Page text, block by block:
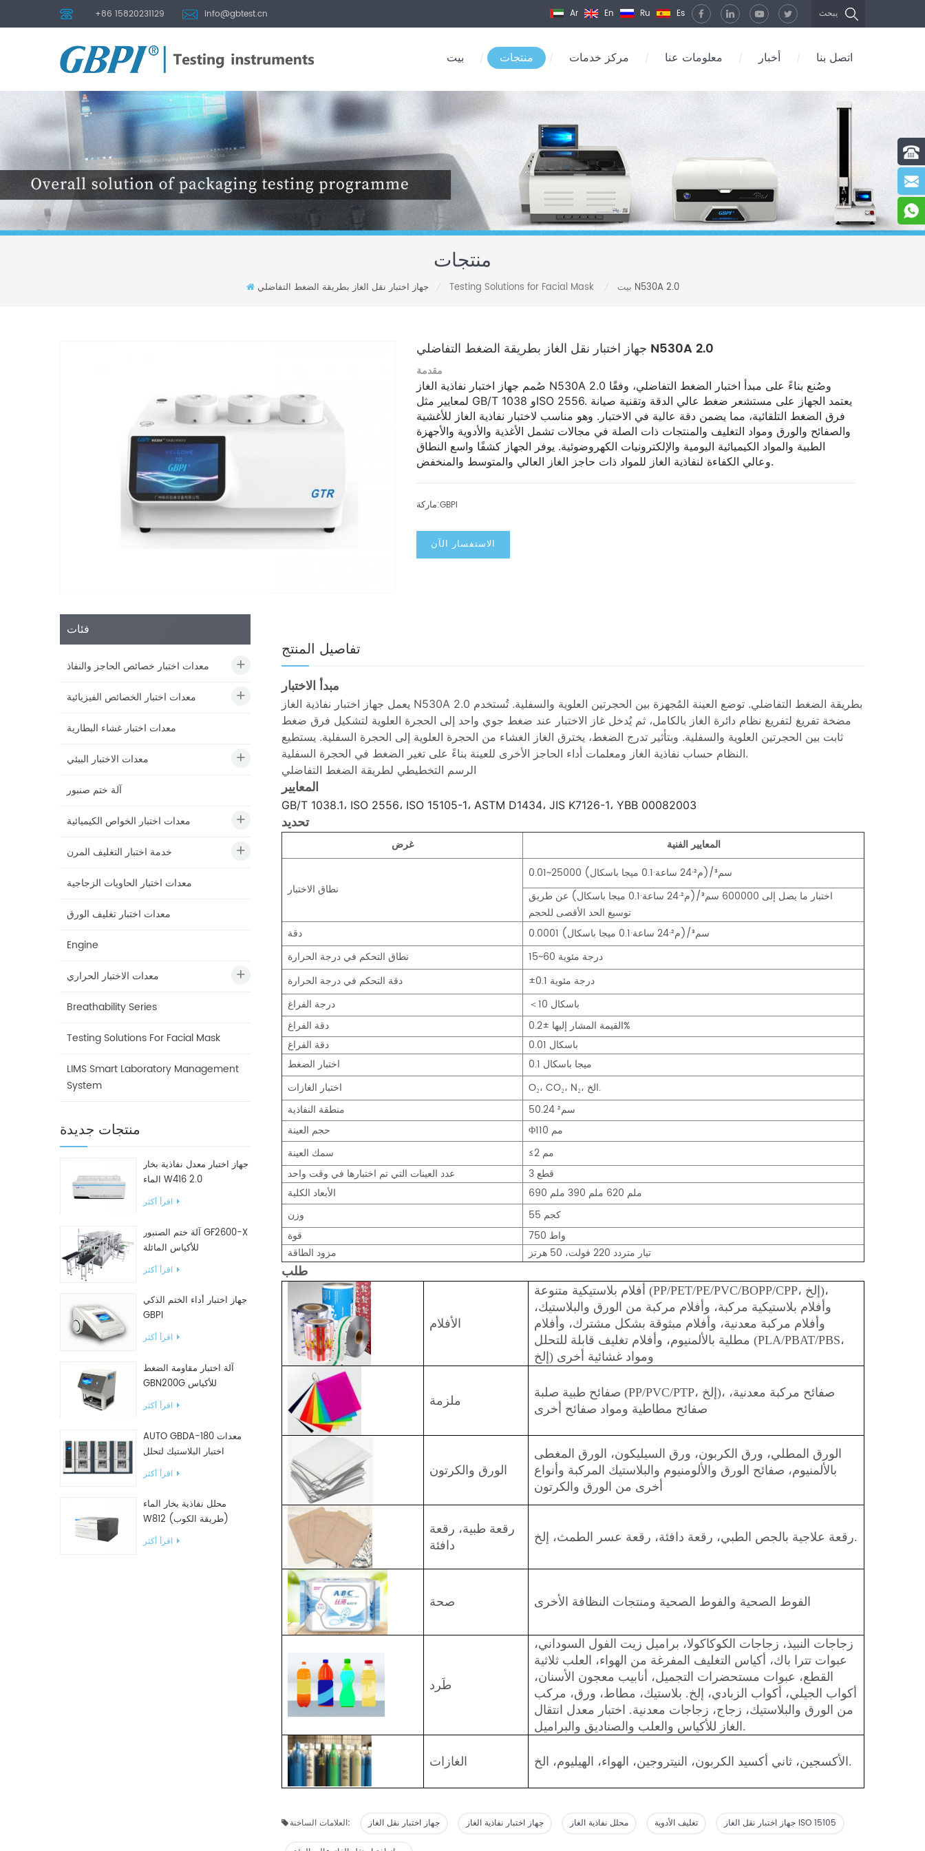
+86 15820231129 info@gbtest.cn يبحث Ar En Ru Es
بيت / منتجات / مركز خدمات / معلومات عنا / أخبار / اتصل بنا
منتجات
بيت Testing Solutions for Facial Mask جهاز اختبار نقل الغاز بطريقة الضغط التفاضلي N530A 2.0
جهاز اختبار نقل الغاز بطريقة الضغط التفاضلي N530A 2.0
مقدمة
صُمم جهاز اختبار نفاذية الغاز N530A 2.0 وصُنع بناءً على مبدأ اختبار الضغط التفاضلي، وفقًا
لمعايير مثل GB/T 1038 وISO 2556. يعتمد الجهاز على مستشعر ضغط عالي الدقة وتقنية صيانة
فرق الضغط التلقائية، مما يضمن دقة عالية في الاختبار. وهو مناسب لاختبار نفاذية الغاز للأغشية
والصفائح والورق ومواد التغليف والمنتجات ذات الصلة في مجالات تشمل الأغذية والأدوية والأجهزة
الطبية والمواد الكيميائية اليومية والإلكترونيات الكهروضوئية. يوفر الجهاز كشفًا واسع النطاق
وعالي الكفاءة لنفاذية الغاز للمواد ذات حاجز الغاز العالي والمتوسط والمنخفض.
ماركة:GBPI
الاستفسار الآن
فئات
معدات اختبار خصائص الحاجز والنفاذ
معدات اختبار الخصائص الفيزيائية
معدات اختبار غشاء البطارية
معدات الاختبار البيئي
آلة ختم صنبور
معدات اختبار الخواص الكيميائية
خدمة اختبار التغليف المرن
معدات اختبار الحاويات الزجاجية
معدات اختبار تغليف الورق
Engine
معدات الاختبار الحراري
Breathability Series
Testing Solutions For Facial Mask
LIMS Smart Laboratory Management
System
منتجات جديدة
جهاز اختبار معدل نفاذية بخار
الماء W416 2.0
اقرأ أكثر
آلة ختم الصنبور GF2600-X
للأكياس المائلة
اقرأ أكثر
جهاز اختبار أداء الختم الذكي
GBPI
اقرأ أكثر
آلة اختبار مقاومة الضغط
GBN200G للأكياس
البلاستيكية
اقرأ أكثر
AUTO GBDA-180 معدات
اختبار البلاستيك لتحلل
السماد
اقرأ أكثر
محلل نفاذية بخار الماء
W812 (طريقة الكوب)
اقرأ أكثر
تفاصيل المنتج
مبدأ الاختبار
يعمل جهاز اختبار نفاذية الغاز N530A 2.0 بطريقة الضغط التفاضلي. توضع العينة المُجهزة بين الحجرتين العلوية والسفلية. تُستخدم
مضخة تفريغ لتفريغ نظام دائرة الغاز بالكامل، ثم يُدخل غاز الاختبار عند ضغط جوي واحد إلى الحجرة العلوية لتشكيل فرق ضغط
ثابت بين الحجرتين العلوية والسفلية. وبتأثير تدرج الضغط، يخترق الغاز الغشاء من الحجرة العلوية إلى الحجرة السفلية. يستطيع
النظام حساب نفاذية الغاز ومعلمات أداء الحاجز الأخرى للعينة بناءً على تغير الضغط في الحجرة السفلية.
الرسم التخطيطي لطريقة الضغط التفاضلي
المعايير
GB/T 1038.1، ISO 2556، ISO 15105-1، ASTM D1434، JIS K7126-1، YBB 00082003
تحديد
غرض المعايير الفنية
نطاق الاختبار
0.01~25000 سم³/(م²·24 ساعة·0.1 ميجا باسكال)
اختبار ما يصل إلى 600000 سم³/(م²·24 ساعة·0.1 ميجا باسكال) عن طريق
توسيع الحد الأقصى للحجم
دقة
0.0001 سم³/(م²·24 ساعة·0.1 ميجا باسكال)
نطاق التحكم في درجة الحرارة
15~60 درجة مئوية
دقة التحكم في درجة الحرارة
±0.1 درجة مئوية
درجة الفراغ
＜10 باسكال
دقة الفراغ
القيمة المشار إليها ±0.2%
دقة الفراغ
0.01 باسكال
اختبار الضغط
0.1 ميجا باسكال
اختبار الغازات
O₂، CO₂، N₂، الخ.
منطقة النفاذية
50.24 سم²
حجم العينة
Φ110 مم
سمك العينة
≤2 مم
عدد العينات التي تم اختبارها في وقت واحد
3 قطع
الأبعاد الكلية
690 ملم 620 ملم
390 ملم
وزن
55 كجم
قوة
750 واط
مزود الطاقة
تيار متردد 220 فولت، 50 هرتز
طلب
الأفلام
أفلام بلاستيكية متنوعة (PP/PET/PE/PVC/BOPP/CPP، إلخ)،
وأفلام بلاستيكية مركبة، وأفلام مركبة من الورق والبلاستيك،
وأفلام مركبة معدنية، وأفلام مبثوقة بشكل مشترك، وأفلام
مطلية بالألمنيوم، وأفلام تغليف قابلة للتحلل (PLA/PBAT/PBS،
إلخ) ومواد غشائية أخرى
ملزمة
صفائح طبية صلبة (PP/PVC/PTP، إلخ)، صفائح مركبة معدنية،
صفائح مطاطية ومواد صفائح أخرى
الورق والكرتون
الورق المطلي، ورق الكربون، ورق السيليكون، الورق المغطى
بالألمنيوم، صفائح الورق والألومنيوم والبلاستيك المركبة وأنواع
أخرى من الورق والكرتون
رقعة طبية، رقعة
دافئة
رقعة علاجية بالجص الطبي، رقعة دافئة، رقعة عسر الطمث، إلخ.
صحة الفوط الصحية والفوط الصحية ومنتجات النظافة الأخرى
طَرد
زجاجات النبيذ، زجاجات الكوكاكولا، براميل زيت الفول السوداني،
عبوات تترا باك، أكياس التغليف المفرغة من الهواء، العلب ثلاثية
القطع، عبوات مستحضرات التجميل، أنابيب معجون الأسنان،
أكواب الجيلي، أكواب الزبادي، إلخ. بلاستيك، مطاط، ورق، مركب
من الورق والبلاستيك، زجاج، زجاجات معدنية. اختبار معدل انتقال
الغاز للأكياس والعلب والصناديق والبراميل.
الغازات الأكسجين، ثاني أكسيد الكربون، النيتروجين، الهواء، الهيليوم، الخ.
العلامات الساخنة: جهاز اختبار نقل الغاز جهاز اختبار نفاذية الغاز محلل نفاذية الغاز تغليف الأدوية جهاز اختبار نقل الغاز ISO 15105